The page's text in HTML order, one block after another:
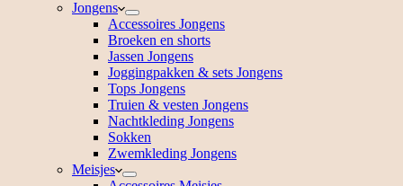
Jongens
Accessoires Jongens
Broeken en shorts
Jassen Jongens
Joggingpakken & sets Jongens
Tops Jongens
Truien & vesten Jongens
Nachtkleding Jongens
Sokken
Zwemkleding Jongens
Meisjes